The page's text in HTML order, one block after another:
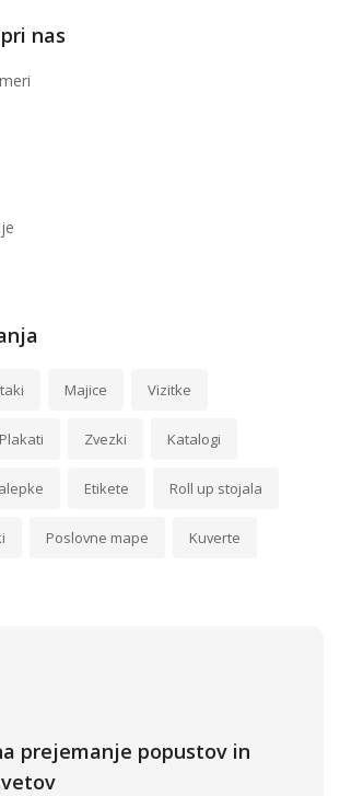
nas
Majice Vizitke
Plakati Zvezki Katalogi
Etikete Roll up stojala
Poslovne mape Kuverte
prejemanje popustov in